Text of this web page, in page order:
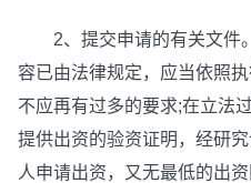
2、提交申请的有关文件
容已由法律规定，应当依照
不应再有过多的要求;在立法
提供出资的验资证明，经研
人申请出资，又无最低的出